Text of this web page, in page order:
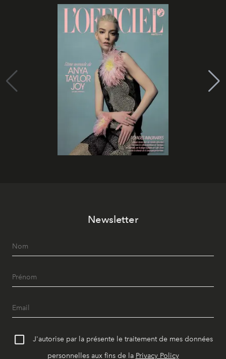
Newsletter
J'autorise par la présente le traitement de mes données
personnelles aux fins de la Privacy Policy